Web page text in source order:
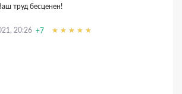
труд бесценен!
20:26 +7